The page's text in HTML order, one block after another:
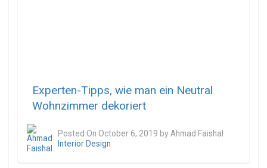
Experten-Tipps, wie man ein Neutral
Wohnzimmer dekoriert
Posted On October 6, 2019 by Ahmad Faishal
Interior Design